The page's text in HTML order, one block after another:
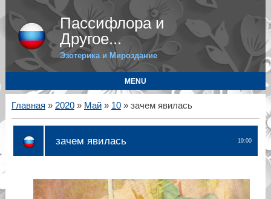
Пассифлора и
Другое...
Эзотерика и Мироздание
MENU
Главная » 2020 » Май » 10» зачем явилась
19:00
зачем явилась